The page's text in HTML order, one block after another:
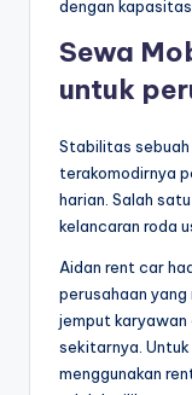
dengan
Sewa
untuk
Stabilitas
terakomodirnya
harian. Salah
kelancaran roda
Aidan rent car
perusahaan
jemput karyawan
sekitarnya.
menggunakan